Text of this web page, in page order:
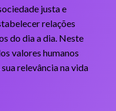
justa e
relações
do dia a dia. Neste
valores humanos
relevância na vida